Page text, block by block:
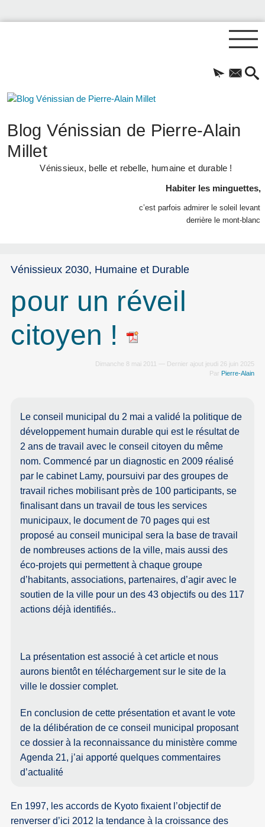
Blog Vénissian de Pierre-Alain
Millet
Vénissieux, belle et rebelle, humaine et durable !
Habiter les minguettes,
c’est parfois admirer le soleil levant
derrière le mont-blanc
Vénissieux 2030, Humaine et Durable
pour un réveil
citoyen !
Dimanche 8 mai 2011 — Dernier ajout jeudi 26 juin 2025
Par Pierre-Alain
Le conseil municipal du 2 mai a validé la politique de
développement humain durable qui est le résultat de
2 ans de travail avec le conseil citoyen du même
nom. Commencé par un diagnostic en 2009 réalisé
par le cabinet Lamy, poursuivi par des groupes de
travail riches mobilisant près de 100 participants, se
finalisant dans un travail de tous les services
municipaux, le document de 70 pages qui est
proposé au conseil municipal sera la base de travail
de nombreuses actions de la ville, mais aussi des
éco-projets qui permettent à chaque groupe
d’habitants, associations, partenaires, d’agir avec le
soutien de la ville pour un des 43 objectifs ou des 117
actions déjà identifiés..
La présentation est associé à cet article et nous
aurons bientôt en téléchargement sur le site de la
ville le dossier complet.
En conclusion de cette présentation et avant le vote
de la délibération de ce conseil municipal proposant
ce dossier à la reconnaissance du ministère comme
Agenda 21, j’ai apporté quelques commentaires
d’actualité
En 1997, les accords de Kyoto fixaient l’objectif de
renverser d’ici 2012 la tendance à la croissance des